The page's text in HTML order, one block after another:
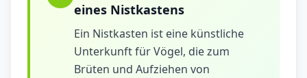
eines Nistkastens
Ein Nistkasten ist eine künstliche
Unterkunft für Vögel, die zum
Brüten und Aufziehen von